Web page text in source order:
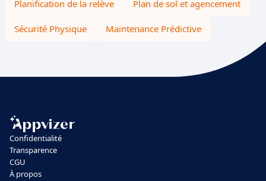
Planification de la relève Plan de sol et agencement
Sécurité Physique Maintenance Prédictive
Confidentialité
Transparence
CGU
À propos